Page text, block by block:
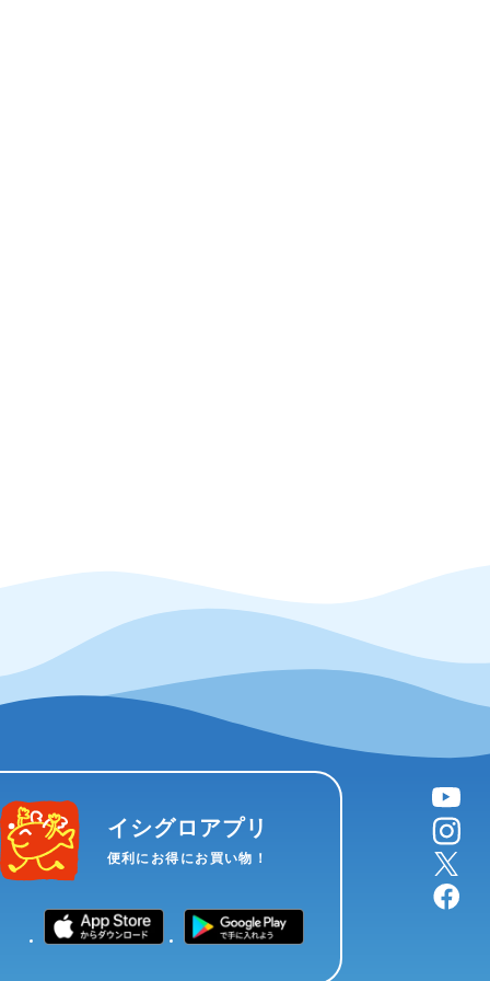
イシグロアプリ
便利にお得にお買い物！
YouTube
instagram
X
facebook